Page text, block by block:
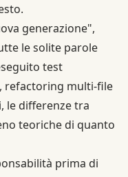
generazione",
le solite parole
test
refactoring multi-file
le differenze tra
teoriche di quanto
prima di